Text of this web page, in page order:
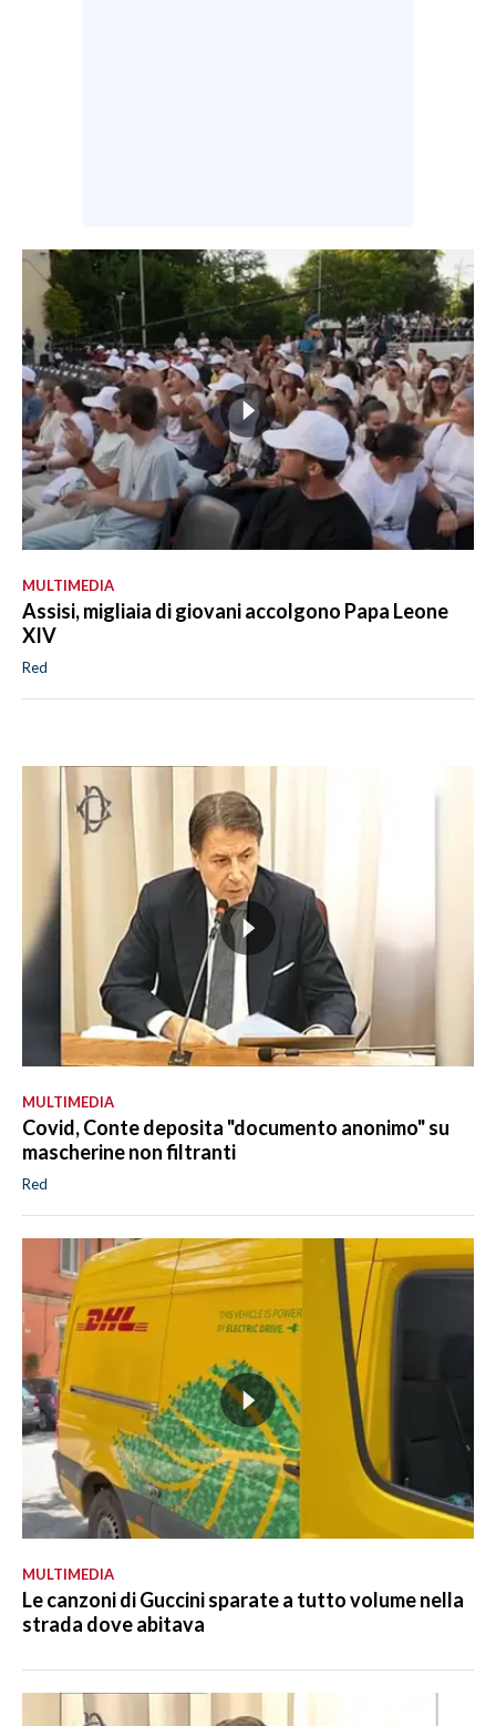
MULTIMEDIA
Assisi, migliaia di giovani accolgono Papa Leone
XIV
Red
MULTIMEDIA
Covid, Conte deposita "documento anonimo" su
mascherine non filtranti
Red
MULTIMEDIA
Le canzoni di Guccini sparate a tutto volume nella
strada dove abitava